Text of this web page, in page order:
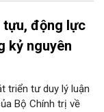
tựu, động lực
kỷ nguyên
triển tư duy lý luận
Bộ Chính trị về